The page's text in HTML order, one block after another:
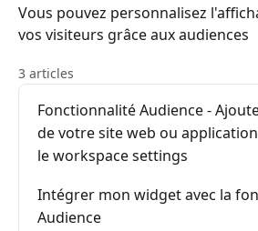
Vous pouvez personnalisez
vos visiteurs grâce aux audiences
3 articles
Fonctionnalité Audience -
de votre site web ou
le workspace settings
Intégrer mon widget avec la
Audience